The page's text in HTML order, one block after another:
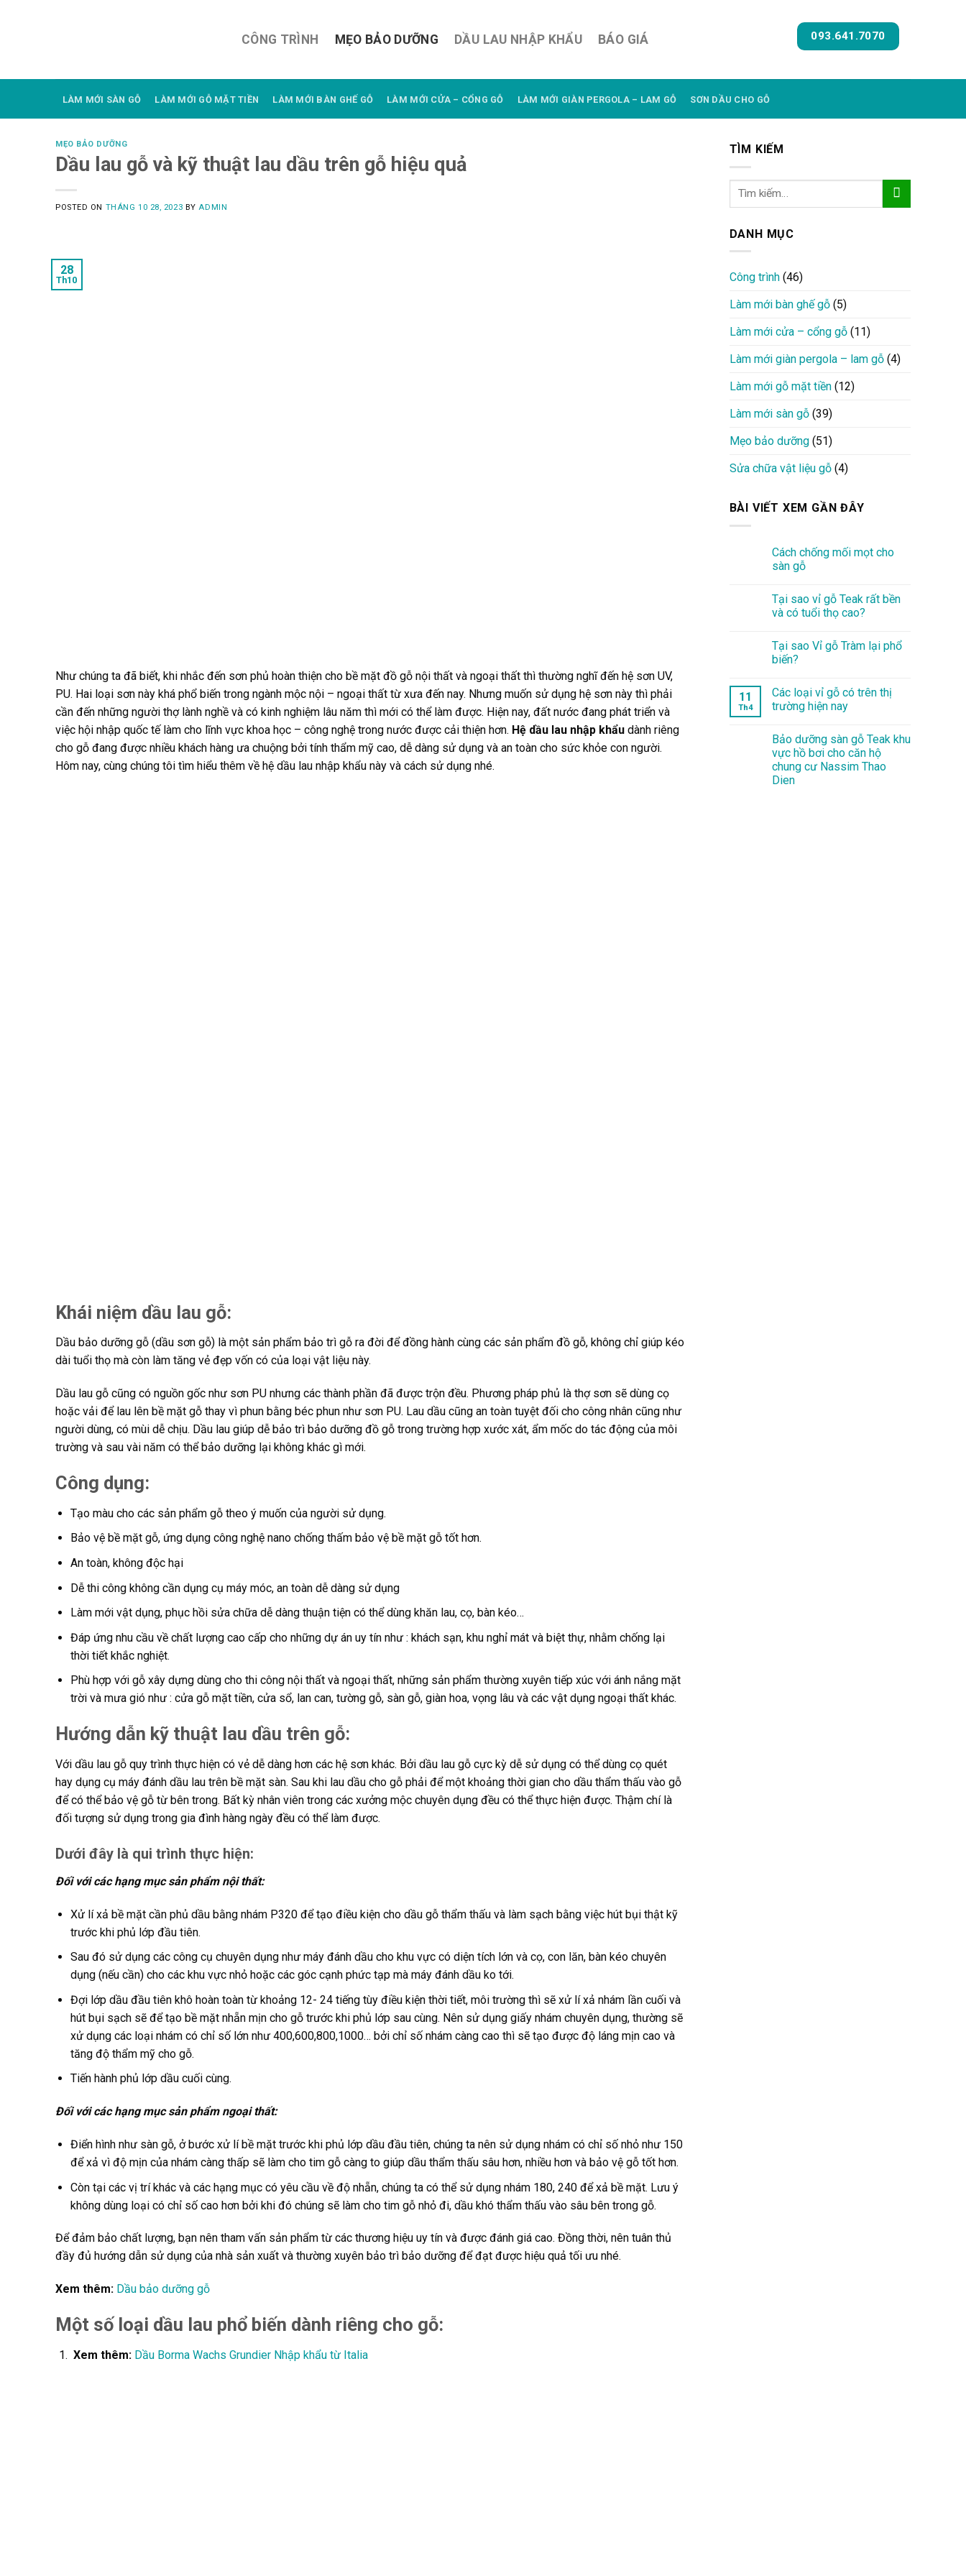
CÔNG TRÌNH MẸO BẢO DƯỠNG DẦU LAU NHẬP KHẨU BÁO GIÁ 093.641.7070
LÀM MỚI SÀN GỖ LÀM MỚI GỖ MẶT TIỀN LÀM MỚI BÀN GHẾ GỖ LÀM MỚI CỬA – CỔNG GỖ LÀM MỚI GIÀN PERGOLA – LAM GỖ SƠN DẦU CHO GỖ
MẸO BẢO DƯỠNG
Dầu lau gỗ và kỹ thuật lau dầu trên gỗ hiệu quả
POSTED ON THÁNG 10 28, 2023 BY ADMIN
28
Th10
Như chúng ta đã biết, khi nhắc đến sơn phủ hoàn thiện cho bề mặt đồ gỗ nội thất và ngoại thất thì thường nghĩ đến hệ sơn UV,
PU. Hai loại sơn này khá phổ biến trong ngành mộc nội – ngoại thất từ xưa đến nay. Nhưng muốn sử dụng hệ sơn này thì phải
cần đến những người thợ lành nghề và có kinh nghiệm lâu năm thì mới có thể làm được. Hiện nay, đất nước đang phát triển và
việc hội nhập quốc tế làm cho lĩnh vực khoa học – công nghệ trong nước được cải thiện hơn. Hệ dầu lau nhập khẩu dành riêng
cho gỗ đang được nhiều khách hàng ưa chuộng bởi tính thẩm mỹ cao, dễ dàng sử dụng và an toàn cho sức khỏe con người.
Hôm nay, cùng chúng tôi tìm hiểu thêm về hệ dầu lau nhập khẩu này và cách sử dụng nhé.
Khái niệm dầu lau gỗ:
Dầu bảo dưỡng gỗ (dầu sơn gỗ) là một sản phẩm bảo trì gỗ ra đời để đồng hành cùng các sản phẩm đồ gỗ, không chỉ giúp kéo
dài tuổi thọ mà còn làm tăng vẻ đẹp vốn có của loại vật liệu này.
Dầu lau gỗ cũng có nguồn gốc như sơn PU nhưng các thành phần đã được trộn đều. Phương pháp phủ là thợ sơn sẽ dùng cọ
hoặc vải để lau lên bề mặt gỗ thay vì phun bằng béc phun như sơn PU. Lau dầu cũng an toàn tuyệt đối cho công nhân cũng như
người dùng, có mùi dễ chịu. Dầu lau giúp dễ bảo trì bảo dưỡng đồ gỗ trong trường hợp xước xát, ẩm mốc do tác động của môi
trường và sau vài năm có thể bảo dưỡng lại không khác gì mới.
Công dụng:
Tạo màu cho các sản phẩm gỗ theo ý muốn của người sử dụng.
Bảo vệ bề mặt gỗ, ứng dụng công nghệ nano chống thấm bảo vệ bề mặt gỗ tốt hơn.
An toàn, không độc hại
Dễ thi công không cần dụng cụ máy móc, an toàn dễ dàng sử dụng
Làm mới vật dụng, phục hồi sửa chữa dễ dàng thuận tiện có thể dùng khăn lau, cọ, bàn kéo…
Đáp ứng nhu cầu về chất lượng cao cấp cho những dự án uy tín như : khách sạn, khu nghỉ mát và biệt thự, nhằm chống lại
thời tiết khắc nghiệt.
Phù hợp với gỗ xây dựng dùng cho thi công nội thất và ngoại thất, những sản phẩm thường xuyên tiếp xúc với ánh nắng mặt
trời và mưa gió như : cửa gỗ mặt tiền, cửa sổ, lan can, tường gỗ, sàn gỗ, giàn hoa, vọng lâu và các vật dụng ngoại thất khác.
Hướng dẫn kỹ thuật lau dầu trên gỗ:
Với dầu lau gỗ quy trình thực hiện có vẻ dễ dàng hơn các hệ sơn khác. Bởi dầu lau gỗ cực kỳ dễ sử dụng có thể dùng cọ quét
hay dụng cụ máy đánh dầu lau trên bề mặt sàn. Sau khi lau dầu cho gỗ phải để một khoảng thời gian cho dầu thẩm thấu vào gỗ
để có thể bảo vệ gỗ từ bên trong. Bất kỳ nhân viên trong các xưởng mộc chuyên dụng đều có thể thực hiện được. Thậm chí là
đối tượng sử dụng trong gia đình hàng ngày đều có thể làm được.
Dưới đây là qui trình thực hiện:
Đối với các hạng mục sản phẩm nội thất:
Xử lí xả bề mặt cần phủ dầu bằng nhám P320 để tạo điều kiện cho dầu gỗ thẩm thấu và làm sạch bằng việc hút bụi thật kỹ
trước khi phủ lớp đầu tiên.
Sau đó sử dụng các công cụ chuyên dụng như máy đánh dầu cho khu vực có diện tích lớn và cọ, con lăn, bàn kéo chuyên
dụng (nếu cần) cho các khu vực nhỏ hoặc các góc cạnh phức tạp mà máy đánh dầu ko tới.
Đợi lớp dầu đầu tiên khô hoàn toàn từ khoảng 12- 24 tiếng tùy điều kiện thời tiết, môi trường thì sẽ xử lí xả nhám lần cuối và
hút bụi sạch sẽ để tạo bề mặt nhẵn mịn cho gỗ trước khi phủ lớp sau cùng. Nên sử dụng giấy nhám chuyên dụng, thường sẽ
xử dụng các loại nhám có chỉ số lớn như 400,600,800,1000… bởi chỉ số nhám càng cao thì sẽ tạo được độ láng mịn cao và
tăng độ thẩm mỹ cho gỗ.
Tiến hành phủ lớp dầu cuối cùng.
Đối với các hạng mục sản phẩm ngoại thất:
Điển hình như sàn gỗ, ở bước xử lí bề mặt trước khi phủ lớp dầu đầu tiên, chúng ta nên sử dụng nhám có chỉ số nhỏ như 150
để xả vì độ mịn của nhám càng thấp sẽ làm cho tim gỗ càng to giúp dầu thẩm thấu sâu hơn, nhiều hơn và bảo vệ gỗ tốt hơn.
Còn tại các vị trí khác và các hạng mục có yêu cầu về độ nhẵn, chúng ta có thể sử dụng nhám 180, 240 để xả bề mặt. Lưu ý
không dùng loại có chỉ số cao hơn bởi khi đó chúng sẽ làm cho tim gỗ nhỏ đi, dầu khó thẩm thấu vào sâu bên trong gỗ.
Để đảm bảo chất lượng, bạn nên tham vấn sản phẩm từ các thương hiệu uy tín và được đánh giá cao. Đồng thời, nên tuân thủ
đầy đủ hướng dẫn sử dụng của nhà sản xuất và thường xuyên bảo trì bảo dưỡng để đạt được hiệu quả tối ưu nhé.
Xem thêm: Dầu bảo dưỡng gỗ
Một số loại dầu lau phổ biến dành riêng cho gỗ:
Xem thêm: Dầu Borma Wachs Grundier Nhập khẩu từ Italia
TÌM KIẾM
DANH MỤC
Công trình(46)
Làm mới bàn ghế gỗ(5)
Làm mới cửa – cổng gỗ(11)
Làm mới giàn pergola – lam gỗ(4)
Làm mới gỗ mặt tiền(12)
Làm mới sàn gỗ(39)
Mẹo bảo dưỡng(51)
Sửa chữa vật liệu gỗ(4)
BÀI VIẾT XEM GẦN ĐÂY
Cách chống mối mọt cho
sàn gỗ
Tại sao vỉ gỗ Teak rất bền
và có tuổi thọ cao?
Tại sao Vỉ gỗ Tràm lại phổ
biến?
11
Th4
Các loại vỉ gỗ có trên thị
trường hiện nay
Bảo dưỡng sàn gỗ Teak khu
vực hồ bơi cho căn hộ
chung cư Nassim Thao
Dien